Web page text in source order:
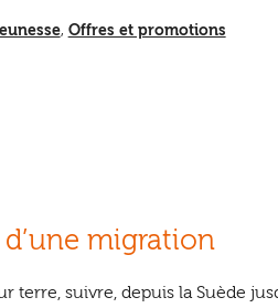
, Offres et promotions
migration
terre, suivre, depuis la Suède